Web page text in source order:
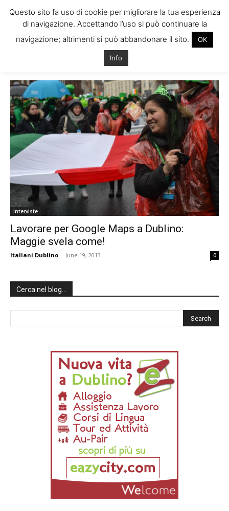
Tag: lavoro google requisiti
Interviste
Lavorare per Google Maps a Dublino:
Maggie svela come!
Italiani Dublino - June 19, 2013 0
Cerca nel blog…
Questo sito fa uso di cookie per migliorare la tua esperienza
di navigazione. Accettando l’uso si può continuare la
navigazione; altrimenti si può abbandonare il sito.
OK
Info